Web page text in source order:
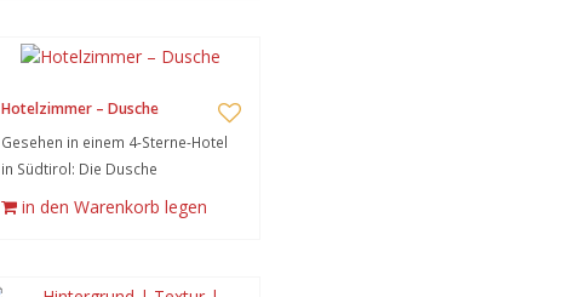
Hotelzimmer – Dusche
Gesehen in einem 4-Sterne-Hotel
in Südtirol: Die Dusche
in den Warenkorb legen